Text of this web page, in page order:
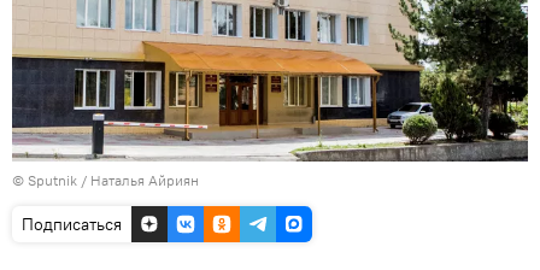
© Sputnik / Наталья Айриян
Подписаться